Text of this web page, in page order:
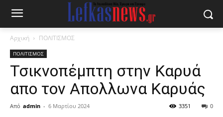
Αρχική ΠΟΛΙΤΙΣΜΟΣ
ΠΟΛΙΤΙΣΜΟΣ
Τσικνοπέμπτη στην Καρυά
απο τον Απολλωνα Καρυάς
Από admin - 6 Μαρτίου 2024 0
3351